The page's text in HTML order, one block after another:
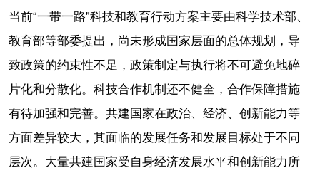
当前“一带一路”科技和教育行动方案主要由科学技术部、
教育部等部委提出，尚未形成国家层面的总体规划，导
致政策的约束性不足，政策制定与执行将不可避免地碎
片化和分散化。科技合作机制还不健全，合作保障措施
有待加强和完善。共建国家在政治、经济、创新能力等
方面差异较大，其面临的发展任务和发展目标处于不同
层次。大量共建国家受自身经济发展水平和创新能力所